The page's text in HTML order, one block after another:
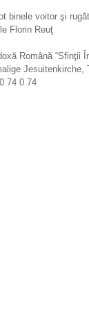
binele voitor şi
Florin Reuţ
Română “Sfinţii
Jesuitenkirche,
74 0 74